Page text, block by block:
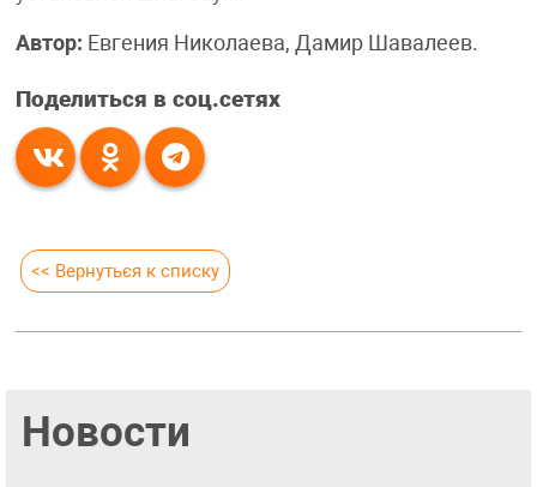
Автор: Евгения Николаева, Дамир Шавалеев.
Поделиться в соц.сетях
<< Вернуться к списку
Новости